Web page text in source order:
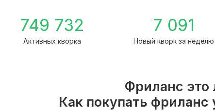
749 732
Активных кворка
7 091
Новый кворк за неделю
Фриланс это
Как покупать фриланс